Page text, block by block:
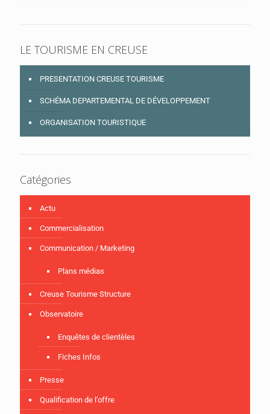
LE TOURISME EN CREUSE
PRESENTATION CREUSE TOURISME
SCHÉMA DEPARTEMENTAL DE DÉVELOPPEMENT
ORGANISATION TOURISTIQUE
Catégories
Actu
Commercialisation
Communication / Marketing
Plans médias
Creuse Tourisme Structure
Observatoire
Enquêtes de clientèles
Fiches Infos
Presse
Qualification de l’offre